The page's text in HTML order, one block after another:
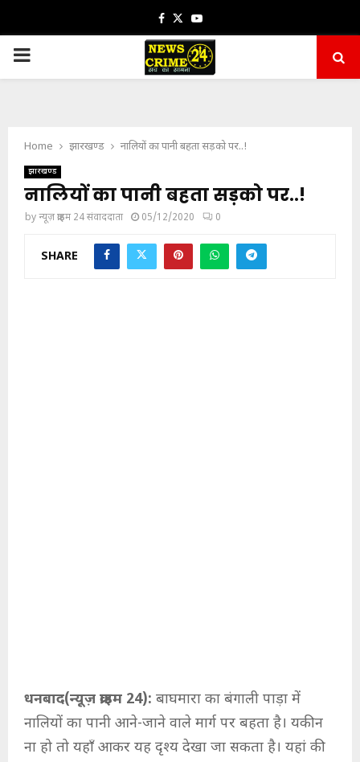
Facebook
TwitterYoutube
PRIMARY
Home झारखण्ड नालियों का पानी बहता सड़को पर..!
झारखण्ड
नालियों का पानी बहता सड़को पर..!
byन्यूज़ क्राइम 24 संवाददाता 05/12/2020 0
SHARE
धनबाद(न्यूज़ क्राइम 24): बाघमारा का बंगाली पाड़ा में
नालियों का पानी आने-जाने वाले मार्ग पर बहता है। यकीन
ना हो तो यहाँ आकर यह दृश्य देखा जा सकता है। यहां की